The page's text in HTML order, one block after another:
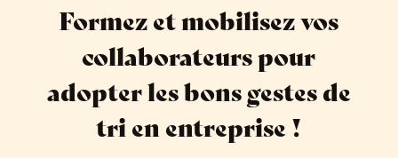
Formez et mobilisez vos
collaborateurs pour
adopter les bons gestes de
tri en entreprise !